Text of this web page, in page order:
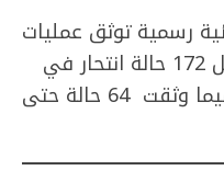
رسمية توثق عمليات
الإنتحار، أوضحت أن لبنان “سجل 172 حالة انتحار في
2019 و150 حالة في 2020، فيما وثقت 64 حالة حتى